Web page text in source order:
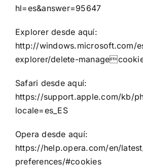
hl=es&answer=95647
Explorer desde aquí:
http://windows.microsoft.com/
explorer/delete-
Safari desde aquí:
https://support.apple.com/kb/
locale=es_ES
Opera desde aquí:
https://help.opera.com/en/
preferences/#cookies